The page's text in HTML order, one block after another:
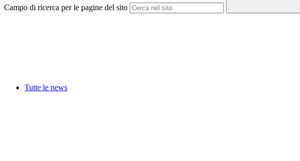
Campo di ricerca per le pagine del sito
Tutte le news